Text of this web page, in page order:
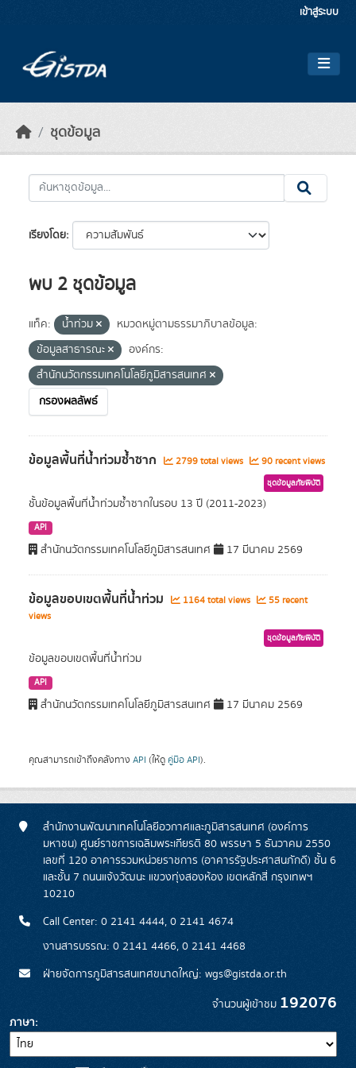
เข้าสู่ระบบ
ชุดข้อมูล
เรียงโดย
พบ 2 ชุดข้อมูล
แท็ค: น้ำท่วม
หมวดหมู่ตามธรรมาภิบาลข้อมูล:
ข้อมูลสาธารณะ
องค์กร:
สำนักนวัตกรรมเทคโนโลยีภูมิสารสนเทศ
กรองผลลัพธ์
ข้อมูลพื้นที่น้ำท่วมซ้ำซาก 2799 total views 90 recent views
ชุดข้อมูลภัยพิบัติ
ชั้นข้อมูลพื้นที่น้ำท่วมซ้ำซากในรอบ 13 ปี (2011-2023)
API
สำนักนวัตกรรมเทคโนโลยีภูมิสารสนเทศ 17 มีนาคม 2569
ข้อมูลขอบเขตพื้นที่น้ำท่วม 1164 total views
55 recent
views
ชุดข้อมูลภัยพิบัติ
ข้อมูลขอบเขตพื้นที่น้ำท่วม
API
สำนักนวัตกรรมเทคโนโลยีภูมิสารสนเทศ 17 มีนาคม 2569
คุณสามารถเข้าถึงคลังทาง API (ให้ดู คู่มือ API).
สำนักงานพัฒนาเทคโนโลยีอวกาศและภูมิสารสนเทศ (องค์การ
มหาชน) ศูนย์ราชการเฉลิมพระเกียรติ 80 พรรษา 5 ธันวาคม 2550
เลขที่ 120 อาคารรวมหน่วยราชการ (อาคารรัฐประศาสนภักดี) ชั้น 6
และชั้น 7 ถนนแจ้งวัฒนะ แขวงทุ่งสองห้อง เขตหลักสี่ กรุงเทพฯ
10210
Call Center: 0 2141 4444, 0 2141 4674
งานสารบรรณ: 0 2141 4466, 0 2141 4468
ฝ่ายจัดการภูมิสารสนเทศขนาดใหญ่: wgs@gistda.or.th
จำนวนผู้เข้าชม 192076
ภาษา